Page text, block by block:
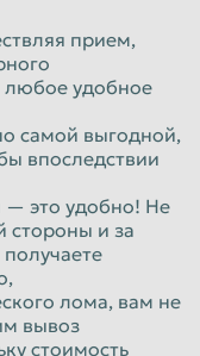
прием,
удобное
самой выгодной,
впоследствии
— это удобно! Не
стороны и за
лома, вам не
вывоз
стоимость